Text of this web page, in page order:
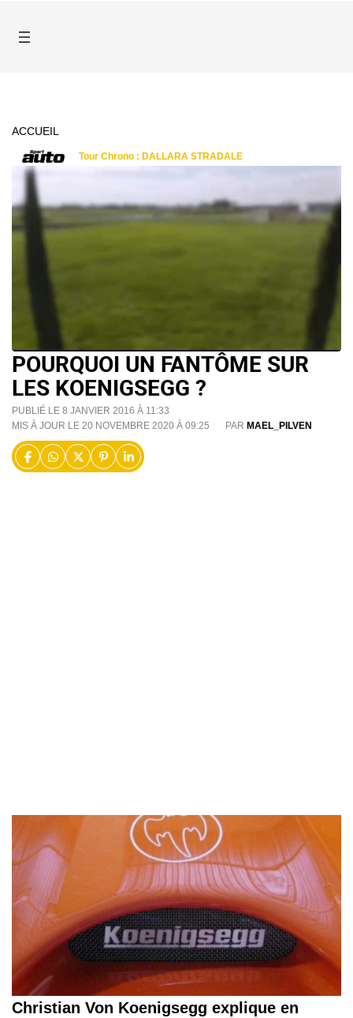
ACCUEIL
POURQUOI UN FANTÔME SUR
LES KOENIGSEGG ?
PUBLIÉ LE 8 JANVIER 2016 À 11:33
MIS À JOUR LE 20 NOVEMBRE 2020 À 09:25
PAR MAEL_PILVEN
Christian Von Koenigsegg explique en